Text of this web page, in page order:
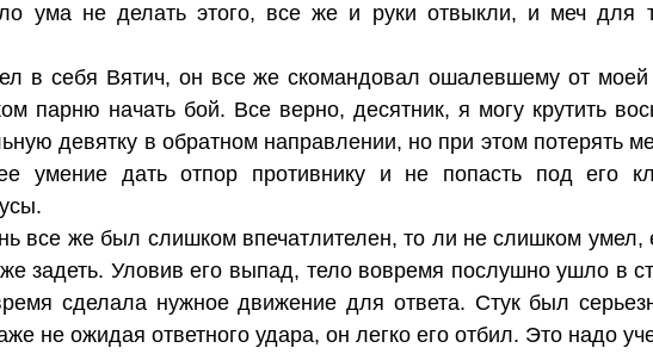
ума не делать этого, все же и руки отвыкли, и меч для
в себя Вятич, он все же скомандовал ошалевшему от моей
парню начать бой. Все верно, десятник, я могу крутить
девятку в обратном направлении, но при этом потерять
умение дать отпор противнику и не попасть под его
все же был слишком впечатлителен, то ли не слишком умел,
задеть. Уловив его выпад, тело вовремя послушно ушло в
сделала нужное движение для ответа. Стук был
не ожидая ответного удара, он легко его отбил. Это надо